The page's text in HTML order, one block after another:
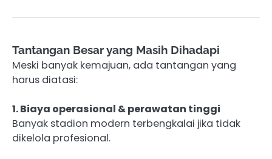
Tantangan Besar yang Masih Dihadapi
Meski banyak kemajuan, ada tantangan yang
harus diatasi:
1. Biaya operasional & perawatan tinggi
Banyak stadion modern terbengkalai jika tidak
dikelola profesional.